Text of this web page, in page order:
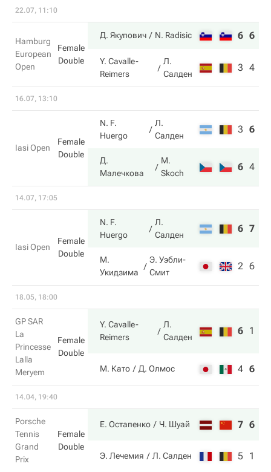
22.07, 11:10
Hamburg
European
Open
Female
Double
Д. Якупович N. Radisic 6 6
Y. Cavalle-
Reimers
Л.
Салден
3 4
16.07, 13:10
Iasi Open
Female
Double
N. F.
Huergo
Л.
Салден
3 6
Д.
Малечкова
M.
Skoch
6 4
14.07, 17:05
Iasi Open
Female
Double
N. F.
Huergo
Л.
Салден
6 7
М.
Укидзима
Э. Уэбли-
Смит
2 6
18.05, 18:00
GP SAR
La
Princesse
Lalla
Meryem
Female
Double
Y. Cavalle-
Reimers
Л.
Салден
6 1
М. Като Д. Олмос 4 6
14.04, 19:40
Porsche
Tennis
Grand
Prix
Female
Double
Е. Остапенко Ч. Шуай 7 6
Э. Лечемия Л. Салден 5 1